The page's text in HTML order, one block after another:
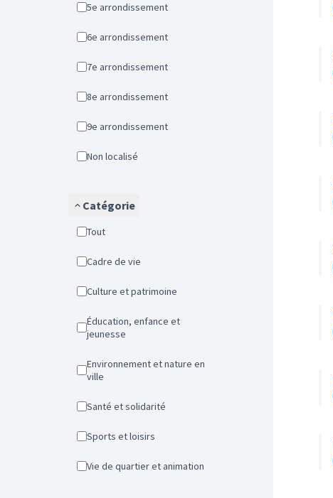
5e arrondissement
6e arrondissement
7e arrondissement
8e arrondissement
9e arrondissement
Non localisé
Catégorie
Tout
Cadre de vie
Culture et patrimoine
Éducation, enfance et
jeunesse
Environnement et nature en
ville
Santé et solidarité
Sports et loisirs
Vie de quartier et animation